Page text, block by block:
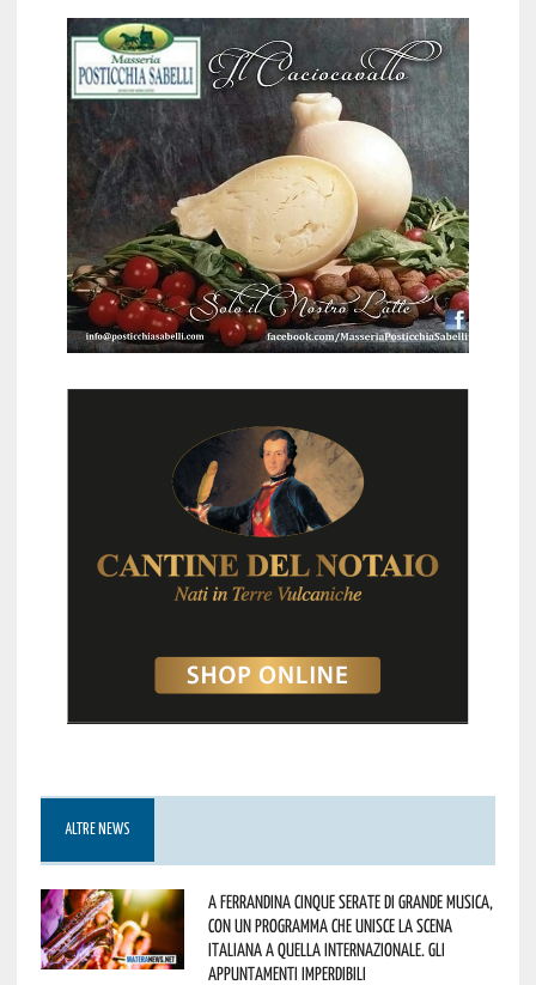
ALTRE NEWS
A Ferrandina cinque serate di grande musica,
con un programma che unisce la scena
italiana a quella internazionale. Gli
appuntamenti imperdibili